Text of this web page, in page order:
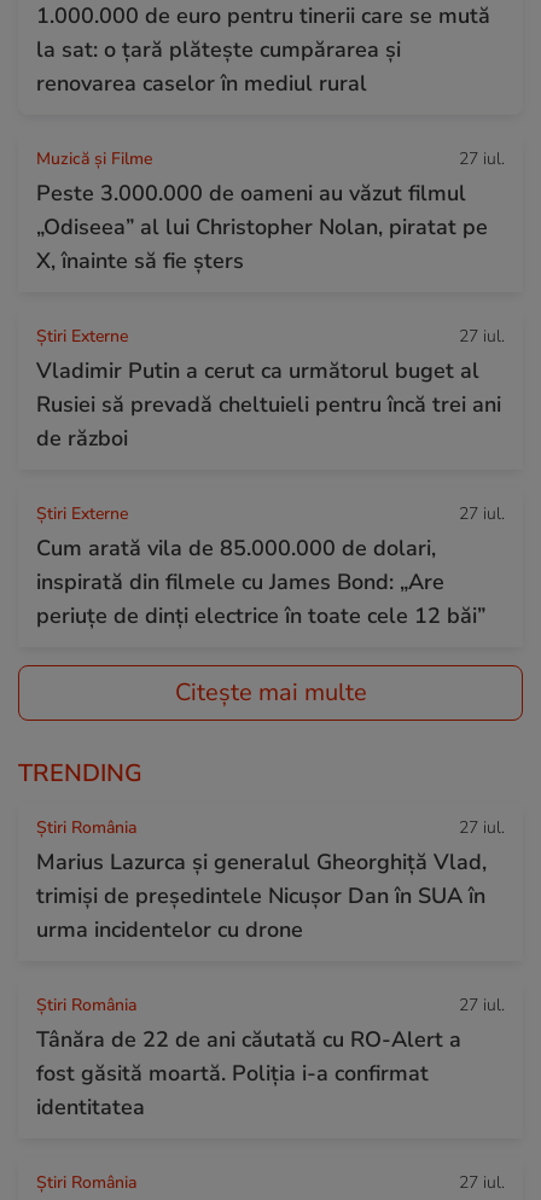
1.000.000 de euro pentru tinerii care se mută
la sat: o țară plătește cumpărarea și
renovarea caselor în mediul rural
Muzică și Filme 27 iul.
Peste 3.000.000 de oameni au văzut filmul
„Odiseea” al lui Christopher Nolan, piratat pe
X, înainte să fie șters
Știri Externe 27 iul.
Vladimir Putin a cerut ca următorul buget al
Rusiei să prevadă cheltuieli pentru încă trei ani
de război
Știri Externe 27 iul.
Cum arată vila de 85.000.000 de dolari,
inspirată din filmele cu James Bond: „Are
periuțe de dinți electrice în toate cele 12 băi”
Citește mai multe
TRENDING
Știri România 27 iul.
Marius Lazurca și generalul Gheorghiță Vlad,
trimiși de președintele Nicușor Dan în SUA în
urma incidentelor cu drone
Știri România 27 iul.
Tânăra de 22 de ani căutată cu RO-Alert a
fost găsită moartă. Poliția i-a confirmat
identitatea
Știri România 27 iul.